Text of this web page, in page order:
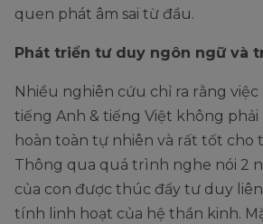
quen phát âm sai từ đầu.
Phát triển tư duy ngôn ngữ và
Nhiều nghiên cứu chỉ ra rằng việc
tiếng Anh & tiếng Việt không phải
hoàn toàn tự nhiên và rất tốt cho
Thông qua quá trình nghe nói 2
của con được thúc đẩy tư duy
tính linh hoạt của hệ thần kinh.